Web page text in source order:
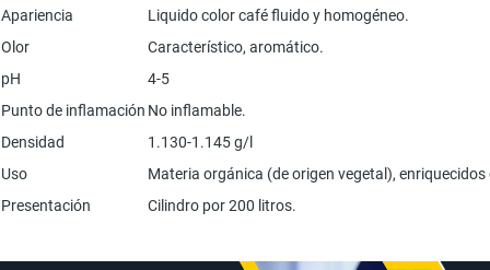
Apariencia
Liquido color café fluido y homogéneo.
Olor
Característico, aromático.
pH
4-5
Punto de inflamación No inflamable.
Densidad
1.130-1.145 g/l
Uso
Materia orgánica (de origen vegetal),
Presentación
Cilindro por 200 litros.